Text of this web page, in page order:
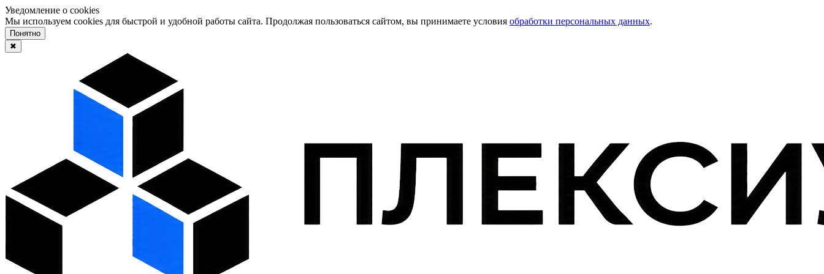
Уведомление о cookies
Мы используем cookies для быстрой и удобной работы сайта. Продолжая пользоваться сайтом, вы принимаете условия обработки персональных данных.
Понятно
✖